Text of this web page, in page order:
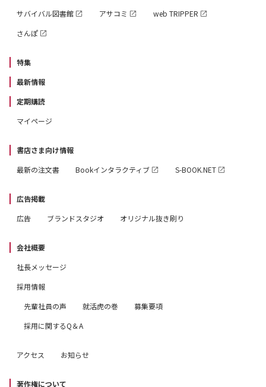
サバイバル図書館
アサコミ
web TRIPPER
さんぽ
特集
最新情報
定期購読
マイページ
書店さま向け情報
最新の注文書
Bookインタラクティブ S-BOOK.NET
広告掲載
広告
ブランドスタジオ オリジナル抜き刷り
会社概要
社長メッセージ
採用情報
先輩社員の声
就活虎の巻
募集要項
採用に関するQ＆A
アクセス お知らせ
著作権について